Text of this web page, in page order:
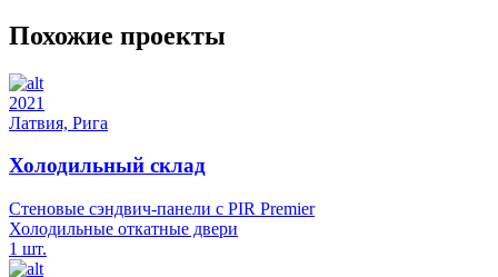
Похожие проекты
2021
Латвия, Рига
Холодильный склад
Стеновые сэндвич-панели с PIR Premier
Холодильные откатные двери
1 шт.